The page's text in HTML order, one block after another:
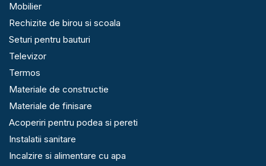
Mobilier
Rechizite de birou si scoala
Seturi pentru bauturi
Televizor
Termos
Materiale de constructie
Materiale de finisare
Acoperiri pentru podea si pereti
Instalatii sanitare
Incalzire si alimentare cu apa